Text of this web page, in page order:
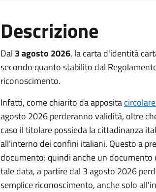
Descrizione
Dal 3 agosto 2026, la carta d'identità
secondo quanto stabilito dal
riconoscimento.
Infatti, come chiarito da apposita
agosto 2026 perderanno validità, oltre
caso il titolare possieda la cittadinanza
all'interno dei confini italiani. Questo a
documento: quindi anche un documento
tale data, a partire dal 3 agosto 2026
semplice riconoscimento, anche solo